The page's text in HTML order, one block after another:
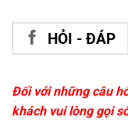
HỎI - ĐÁP
Đối với những câu
khách vui lòng gọi